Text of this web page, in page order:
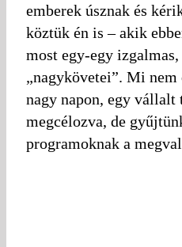
emberek úsznak és
köztük én is – akik
most egy-egy
„nagykövetei”. Mi nem
nagy napon, egy vállalt
megcélozva, de
programoknak a